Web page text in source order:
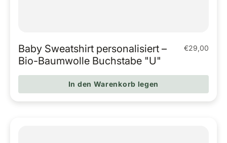
Baby Sweatshirt personalisiert –
Bio-Baumwolle Buchstabe "U"
€29,00
In den Warenkorb legen